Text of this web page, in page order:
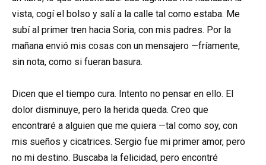
vista, cogí el bolso y salí a la calle tal como estaba. Me
subí al primer tren hacia Soria, con mis padres. Por la
mañana envió mis cosas con un mensajero —fríamente,
sin nota, como si fueran basura.
Dicen que el tiempo cura. Intento no pensar en ello. El
dolor disminuye, pero la herida queda. Creo que
encontraré a alguien que me quiera —tal como soy, con
mis sueños y cicatrices. Sergio fue mi primer amor, pero
no mi destino. Buscaba la felicidad, pero encontré